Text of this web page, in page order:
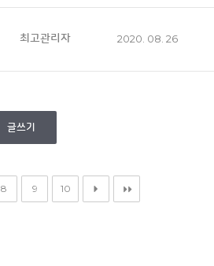
최고관리자 2020. 08. 26
글쓰기
8 9 10